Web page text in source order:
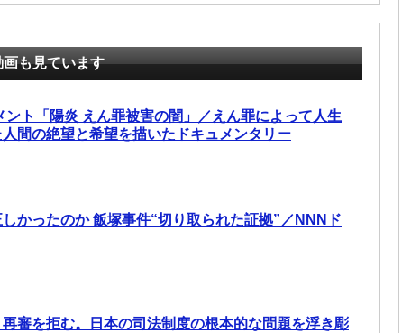
も見ています
ント「陽炎 えん罪被害の闇」／えん罪によって人生
間の絶望と希望を描いたドキュメンタリー
かったのか 飯塚事件“切り取られた証拠”／NNNド
審を拒む。日本の司法制度の根本的な問題を浮き彫